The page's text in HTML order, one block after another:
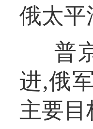
俄太平
普
进,俄
主要目